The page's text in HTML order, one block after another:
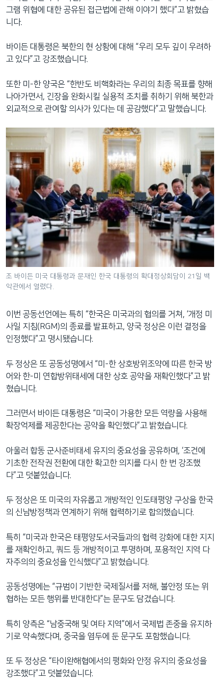
그램 위협에 대한 공유된 접근법에 관해 이야기 했다”고 밝혔습
니다.
바이든 대통령은 북한의 현 상황에 대해 “우리 모두 깊이 우려하
고 있다”고 강조했습니다.
또한 미-한 양국은 “한반도 비핵화라는 우리의 최종 목표를 향해
나아가면서, 긴장을 완화시킬 실용적 조치를 취하기 위해 북한과
외교적으로 관여할 의사가 있다는 데 공감했다”고 말했습니다.
조 바이든 미국 대통령과 문재인 한국 대통령의 확대정상회담이 21일 백
악관에서 열렸다.
이번 공동선언에는 특히 “한국은 미국과의 협의를 거쳐, ‘개정 미
사일 지침(RGM)의 종료를 발표하고, 양국 정상은 이런 결정을
인정했다”고 명시됐습니다.
두 정상은 또 공동성명에서 “미-한 상호방위조약에 따른 한국 방
어와 한-미 연합방위태세에 대한 상호 공약을 재확인했다”고 밝
혔습니다.
그러면서 바이든 대통령은 “미국이 가용한 모든 역량을 사용해
확장억제를 제공한다는 공약을 확인했다”고 밝혔습니다.
아울러 합동 군사준비태세 유지의 중요성을 공유하며, ‘조건에
기초한 전작권 전환에 대한 확고한 의지를 다시 한 번 강조했
다”고 덧붙였습니다.
두 정상은 또 미국의 자유롭고 개방적인 인도태평양 구상을 한국
의 신남방정책과 연계하기 위해 협력하기로 합의했습니다.
특히 “미국과 한국은 태평양도서국들과의 협력 강화에 대한 지지
를 재확인하고, 쿼드 등 개방적이고 투명하며, 포용적인 지역 다
자주의의 중요성을 인식했다”고 밝혔습니다.
공동성명에는 “규범이 기반한 국제질서를 저해, 불안정 또는 위
협하는 모든 행위를 반대한다”는 문구도 담겼습니다.
특히 양측은 “남중국해 및 여타 지역”에서 국제법 존중을 유지하
기로 약속했다며, 중국을 염두에 둔 문구도 포함했습니다.
또 두 정상은 “타이완해협에서의 평화와 안정 유지의 중요성을
강조했다”고 덧붙였습니다.